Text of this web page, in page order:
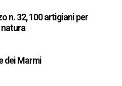
n. 32, 100 artigiani per
dei Marmi